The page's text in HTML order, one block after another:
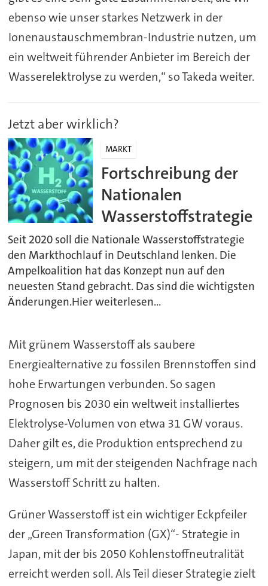
ebenso wie unser starkes Netzwerk in der
Ionenaustauschmembran-Industrie nutzen, um
ein weltweit führender Anbieter im Bereich der
Wasserelektrolyse zu werden,“ so Takeda weiter.
Jetzt aber wirklich?
MARKT
Fortschreibung der
Nationalen
Wasserstoffstrategie
Seit 2020 soll die Nationale Wasserstoffstrategie
den Markthochlauf in Deutschland lenken. Die
Ampelkoalition hat das Konzept nun auf den
neuesten Stand gebracht. Das sind die wichtigsten
Änderungen.Hier weiterlesen...
Mit grünem Wasserstoff als saubere
Energiealternative zu fossilen Brennstoffen sind
hohe Erwartungen verbunden. So sagen
Prognosen bis 2030 ein weltweit installiertes
Elektrolyse-Volumen von etwa 31 GW voraus.
Daher gilt es, die Produktion entsprechend zu
steigern, um mit der steigenden Nachfrage nach
Wasserstoff Schritt zu halten.
Grüner Wasserstoff ist ein wichtiger Eckpfeiler
der „Green Transformation (GX)“- Strategie in
Japan, mit der bis 2050 Kohlenstoffneutralität
erreicht werden soll. Als Teil dieser Strategie zielt